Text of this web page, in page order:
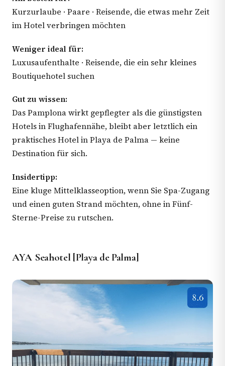
Kurzurlaube · Paare · Reisende, die etwas mehr Zeit
im Hotel verbringen möchten
Weniger ideal für:
Luxusaufenthalte · Reisende, die ein sehr kleines
Boutiquehotel suchen
Gut zu wissen:
Das Pamplona wirkt gepflegter als die günstigsten
Hotels in Flughafennähe, bleibt aber letztlich ein
praktisches Hotel in Playa de Palma — keine
Destination für sich.
Insidertipp:
Eine kluge Mittelklasseoption, wenn Sie Spa-Zugang
und einen guten Strand möchten, ohne in Fünf-
Sterne-Preise zu rutschen.
AYA Seahotel [Playa de Palma]